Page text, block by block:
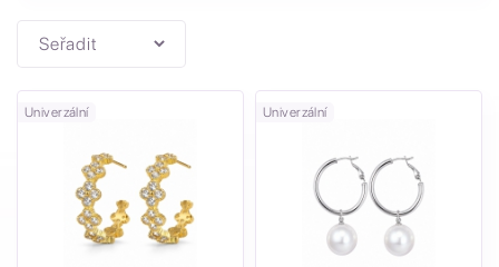
Univerzální Univerzální